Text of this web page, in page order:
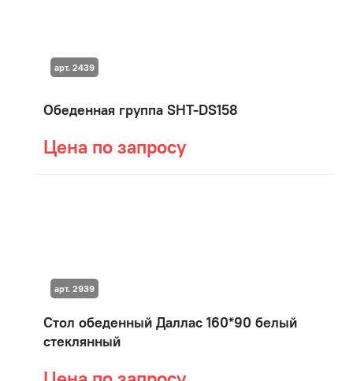
Обеденная группа SHT-DS158
Цена по запросу
арт. 2439
Стол обеденный Даллас 160*90 белый
стеклянный
арт. 2939